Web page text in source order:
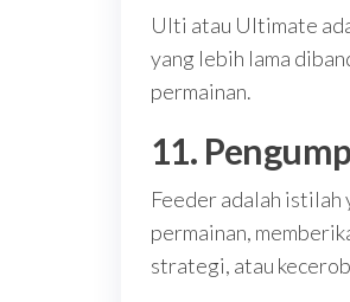
Ulti atau Ultimate
yang lebih lama
permainan.
11.
Feeder adalah istilah
permainan,
strategi, atau